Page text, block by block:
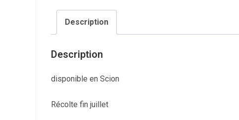
Description
Description
disponible en Scion
Récolte fin juillet